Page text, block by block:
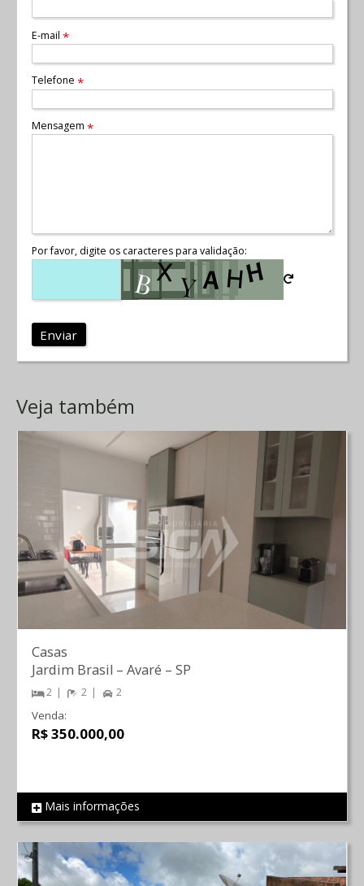
E-mail *
Telefone *
Mensagem *
Por favor, digite os caracteres para validação:
Enviar
Veja também
REF 1815
Casas
Jardim Brasil – Avaré – SP
2 2 2
Venda:
R$ 350.000,00
Mais informações